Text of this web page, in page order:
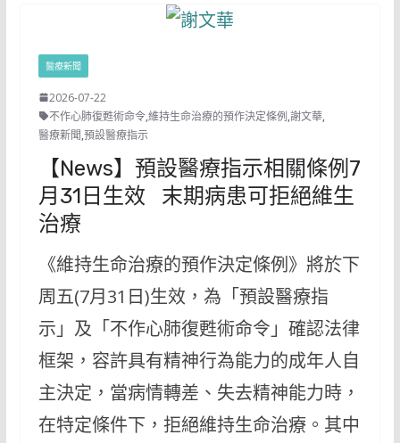
醫療新聞
2026-07-22
不作心肺復甦術命令,維持生命治療的預作決定條例,謝文華,
醫療新聞,預設醫療指示
【News】預設醫療指示相關條例7
月31日生效 末期病患可拒絕維生
治療
《維持生命治療的預作決定條例》將於下
周五(7月31日)生效，為「預設醫療指
示」及「不作心肺復甦術命令」確認法律
框架，容許具有精神行為能力的成年人自
主決定，當病情轉差、失去精神能力時，
在特定條件下，拒絕維持生命治療。其中